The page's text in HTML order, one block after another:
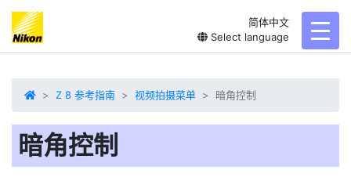
简体中文
Select language
Z 8 参考指南 视频拍摄菜单 暗角控制
暗角控制